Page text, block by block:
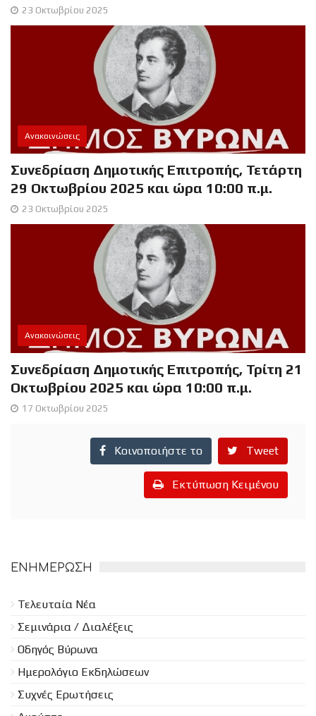
23 Οκτωβρίου 2025
Ανακοινώσεις
Συνεδρίαση Δημοτικής Επιτροπής, Τετάρτη
29 Οκτωβρίου 2025 και ώρα 10:00 π.μ.
23 Οκτωβρίου 2025
Ανακοινώσεις
Συνεδρίαση Δημοτικής Επιτροπής, Τρίτη 21
Οκτωβρίου 2025 και ώρα 10:00 π.μ.
17 Οκτωβρίου 2025
Κοινοποιήστε το Tweet
Εκτύπωση Κειμένου
ΕΝΗΜΈΡΩΣΗ
Τελευταία Νέα
Σεμινάρια / Διαλέξεις
Οδηγός Βύρωνα
Ημερολόγιο Εκδηλώσεων
Συχνές Ερωτήσεις